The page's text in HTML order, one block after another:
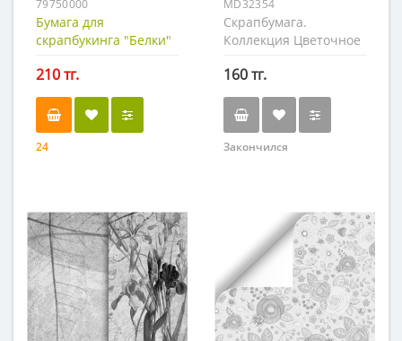
79750000
Бумага для
скрапбукинга "Белки"
210 тг.
24
MD32354
Скрапбумага.
Коллекция Цветочное
160 тг.
Закончился